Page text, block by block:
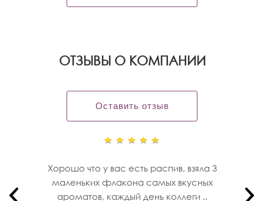
OТЗЫВЫ О КОМПАНИИ
Оставить отзыв
Хорошо что у вас есть распив, взяла 3
маленьких флакона самых вкусных
ароматов, каждый день коллеги ..